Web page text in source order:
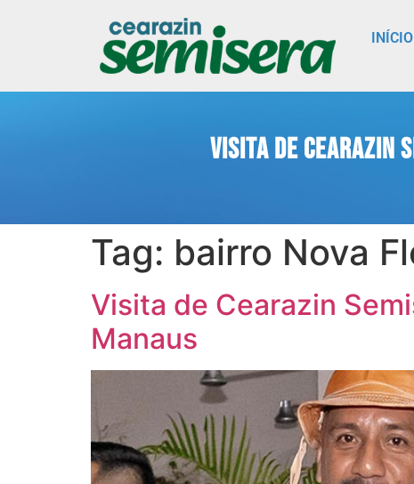
INÍCIO
Visita de Cearazin
Tag: bairro Nova
Visita de Cearazin
Manaus